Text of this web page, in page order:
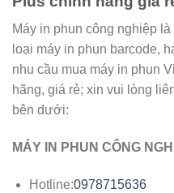
Máy in phun công nghiệp
loại máy in phun barcode,
nhu cầu mua máy in phun
hãng, giá rẻ; xin vui lòng
bên dưới:
MÁY IN PHUN CÔNG
Hotline:0978715636